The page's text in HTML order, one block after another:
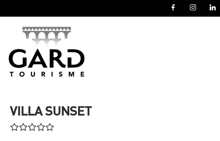
VILLA SUNSET